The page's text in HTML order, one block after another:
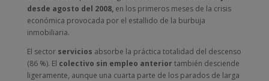
desde agosto del 2008,en los primeros meses de la crisis
económica provocada por el estallido de la burbuja
inmobiliaria.
El sector servicios absorbe la práctica totalidad del descenso
(86 %). El colectivo sin empleo anterior también desciende
ligeramente, aunque una cuarta parte de los parados de larga